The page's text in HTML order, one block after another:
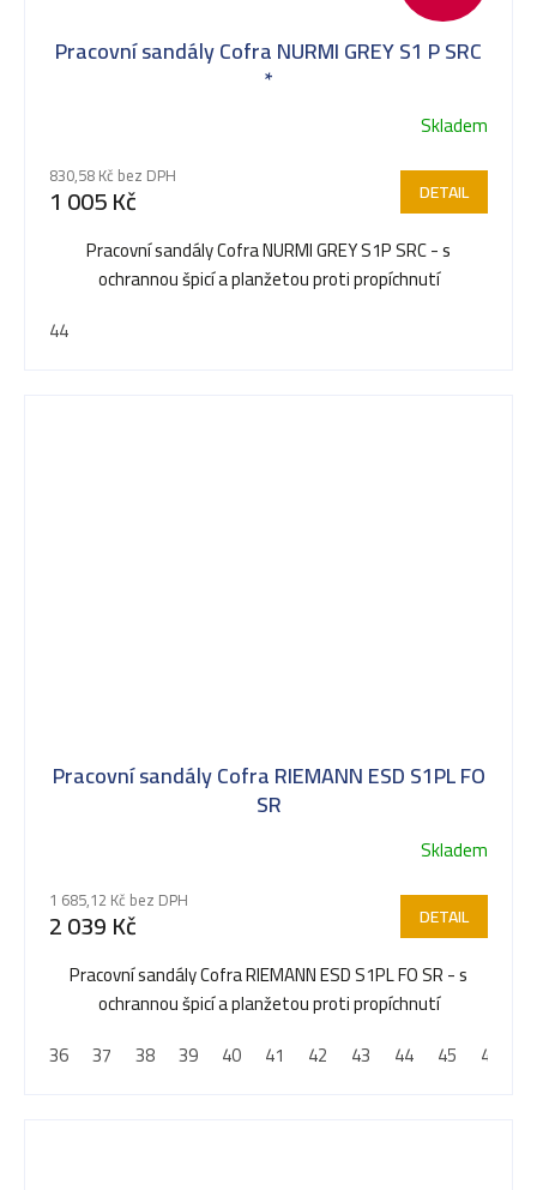
Pracovní sandály Cofra NURMI GREY S1 P SRC
*
Skladem
830,58 Kč bez DPH
1 005 Kč DETAIL
Pracovní sandály Cofra NURMI GREY S1P SRC - s
ochrannou špicí a planžetou proti propíchnutí
44
Pracovní sandály Cofra RIEMANN ESD S1PL FO
SR
Skladem
1 685,12 Kč bez DPH
2 039 Kč DETAIL
Pracovní sandály Cofra RIEMANN ESD S1PL FO SR - s
ochrannou špicí a planžetou proti propíchnutí
36
37 38 39 40 41 42 43 44 45 46